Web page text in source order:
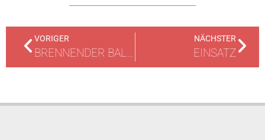
VORIGER NÄCHSTER
EINSATZ